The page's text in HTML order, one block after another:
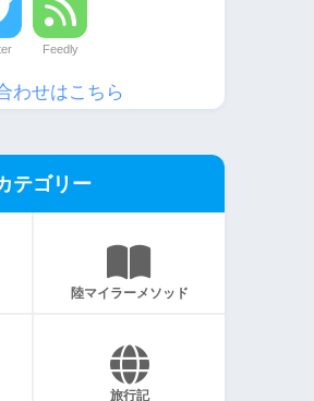
Feedly
わせはこちら
テゴリー
陸マイラーメソッド
旅行記